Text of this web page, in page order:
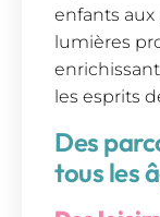
enfants aux
lumières
les esprits
Des
tous les